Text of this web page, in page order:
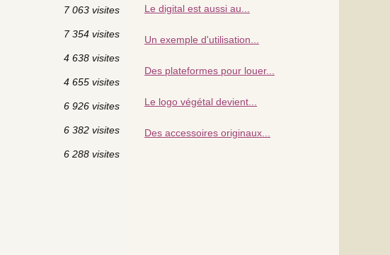
7 063 visites
7 354 visites
4 638 visites
4 655 visites
6 926 visites
6 382 visites
6 288 visites
Le digital est aussi au...
Un exemple d'utilisation...
Des plateformes pour louer...
Le logo végétal devient...
Des accessoires originaux...